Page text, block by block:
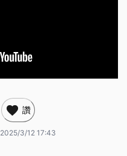
讚
2025/3/12 17:43